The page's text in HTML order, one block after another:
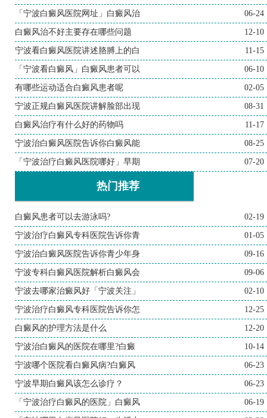
「宁波白癜风医院网址」白癜风治 06-24
白癜风治不好主要存在哪些问题 12-10
宁波看白癜风医院讲述胳膊上的白 11-15
「宁波看白癜风」白癜风患者可以 06-10
有哪些运动适合白癜风患者呢 02-05
宁波正规白癜风医院讲解脸部出现 08-31
白癜风治疗有什么好的药物吗 11-17
宁波治白癜风医院告诉你白癜风能 08-25
「宁波治疗白癜风医院哪好」早期 07-20
热门推荐
白癜风患者可以去游泳吗? 02-19
宁波治疗白癜风专科医院告诉你青 01-05
宁波治白癜风医院告诉你青少年身 09-16
宁波专科白癜风医院解析白癜风会 09-06
宁波去哪家治癜风好「宁波关注」 02-10
宁波治疗白癜风专科医院告诉你怎 12-25
白癜风的护理方法是什么 12-20
宁波治白癜风的医院在哪里?白癜 10-14
宁波哪个医院看白癜风病?白癜风 06-23
宁波早期白癜风该怎么诊疗？ 06-23
「宁波治疗白癜风的医院」白癜风 06-19